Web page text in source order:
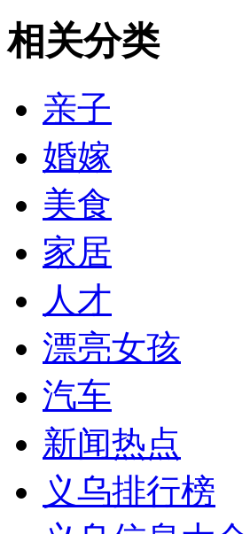
相关分类
亲子
婚嫁
美食
家居
人才
漂亮女孩
汽车
新闻热点
义乌排行榜